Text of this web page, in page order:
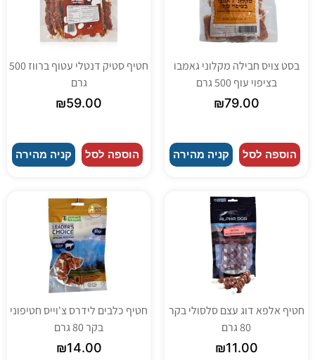
בסט צויס חבילה מקלוני גאמבו
בציפוי עוף 500 גרם
₪79.00
הוספה לסל קניה מהירה
חטיף סטיק דנטלי עטוף ברווז 500
גרם
₪59.00
הוספה לסל קניה מהירה
חטיף אלפא דוג עצם סלסולי בקר
80 גרם
₪11.00
חטיף כלבים לידרס צ'וייס חטיפוני
בקר 80 גרם
₪14.00